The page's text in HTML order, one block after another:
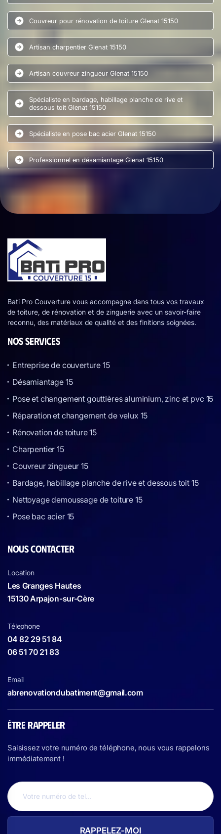
Couvreur pour rénovation de toiture Glenat 15150
Artisan charpentier Glenat 15150
Artisan couvreur zingueur Glenat 15150
Spécialiste en bardage, habillage planche de rive et
dessous toit Glenat 15150
Spécialiste en pose bac acier Glenat 15150
Professionnel en désamiantage Glenat 15150
Bati Pro Couverture vous accompagne dans tous vos travaux
de toiture, de rénovation et de zinguerie avec un savoir-faire
reconnu, des matériaux de qualité et des finitions soignées.
NOS SERVICES
Entreprise de couverture 15
Désamiantage 15
Pose et changement gouttières aluminium, zinc et pvc 15
Réparation et changement de velux 15
Rénovation de toiture 15
Charpentier 15
Couvreur zingueur 15
Bardage, habillage planche de rive et dessous toit 15
Nettoyage demoussage de toiture 15
Pose bac acier 15
NOUS CONTACTER
Location
Les Granges Hautes
15130 Arpajon-sur-Cère
Télephone
04 82 29 51 84
06 51 70 21 83
Email
abrenovationdubatiment@gmail.com
ÊTRE RAPPELER
Saisissez votre numéro de téléphone, nous vous rappelons
immédiatement !